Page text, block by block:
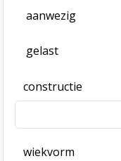
aanwezig
gelast
constructie
wiekvorm